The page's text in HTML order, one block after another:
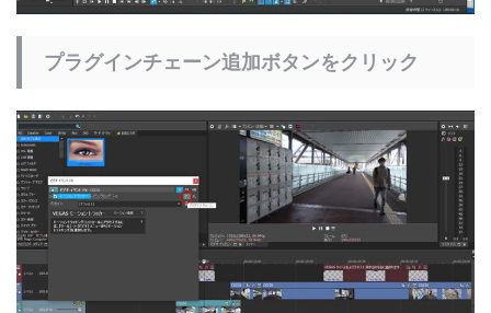
プラグインチェーン追加ボタンをクリック